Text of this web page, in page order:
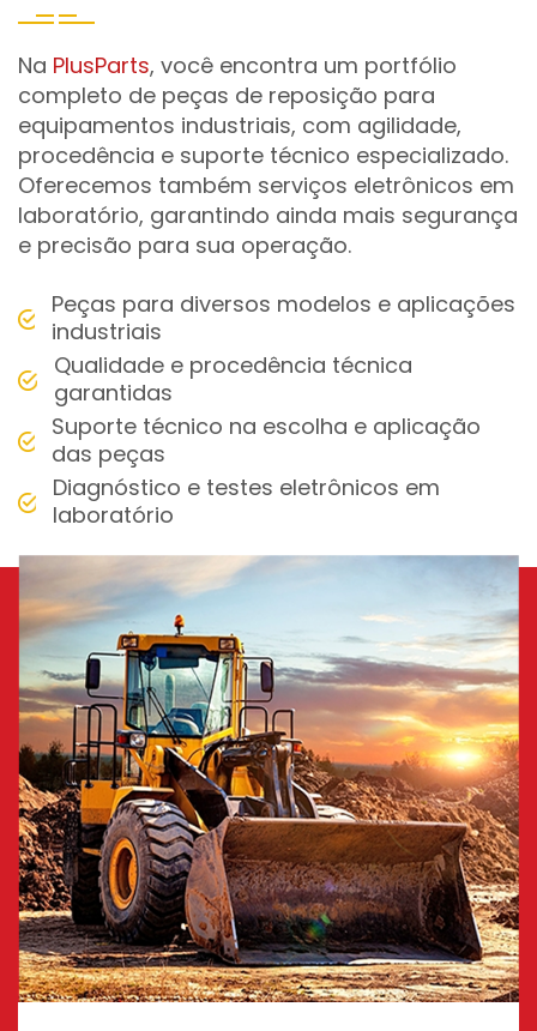
Na PlusParts, você encontra um portfólio
completo de peças de reposição para
equipamentos industriais, com agilidade,
procedência e suporte técnico especializado.
Oferecemos também serviços eletrônicos em
laboratório, garantindo ainda mais segurança
e precisão para sua operação.
Peças para diversos modelos e aplicações
industriais
Qualidade e procedência técnica
garantidas
Suporte técnico na escolha e aplicação
das peças
Diagnóstico e testes eletrônicos em
laboratório